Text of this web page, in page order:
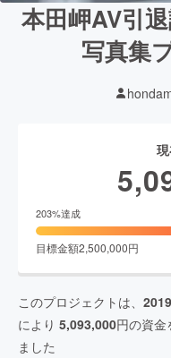
本田岬AV引
写真集
203%達成
目標金額2,500,000円
このプロジェクトは、
により 5,093,000円の資金
ました